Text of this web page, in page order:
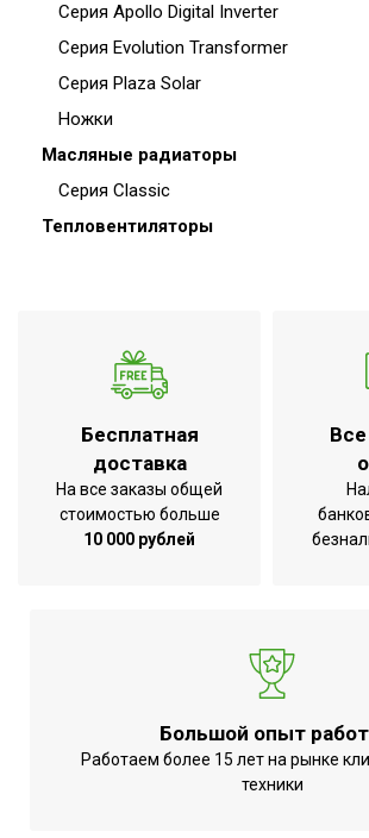
Серия Apollo Digital Inverter
Серия Evolution Transformer
Серия Plaza Solar
Ножки
Масляные радиаторы
Серия Classic
Тепловентиляторы
Бесплатная
доставка
На все заказы общей
стоимостью больше
10 000 рублей
Большой опыт
Работаем более 15 лет на рынке
техники